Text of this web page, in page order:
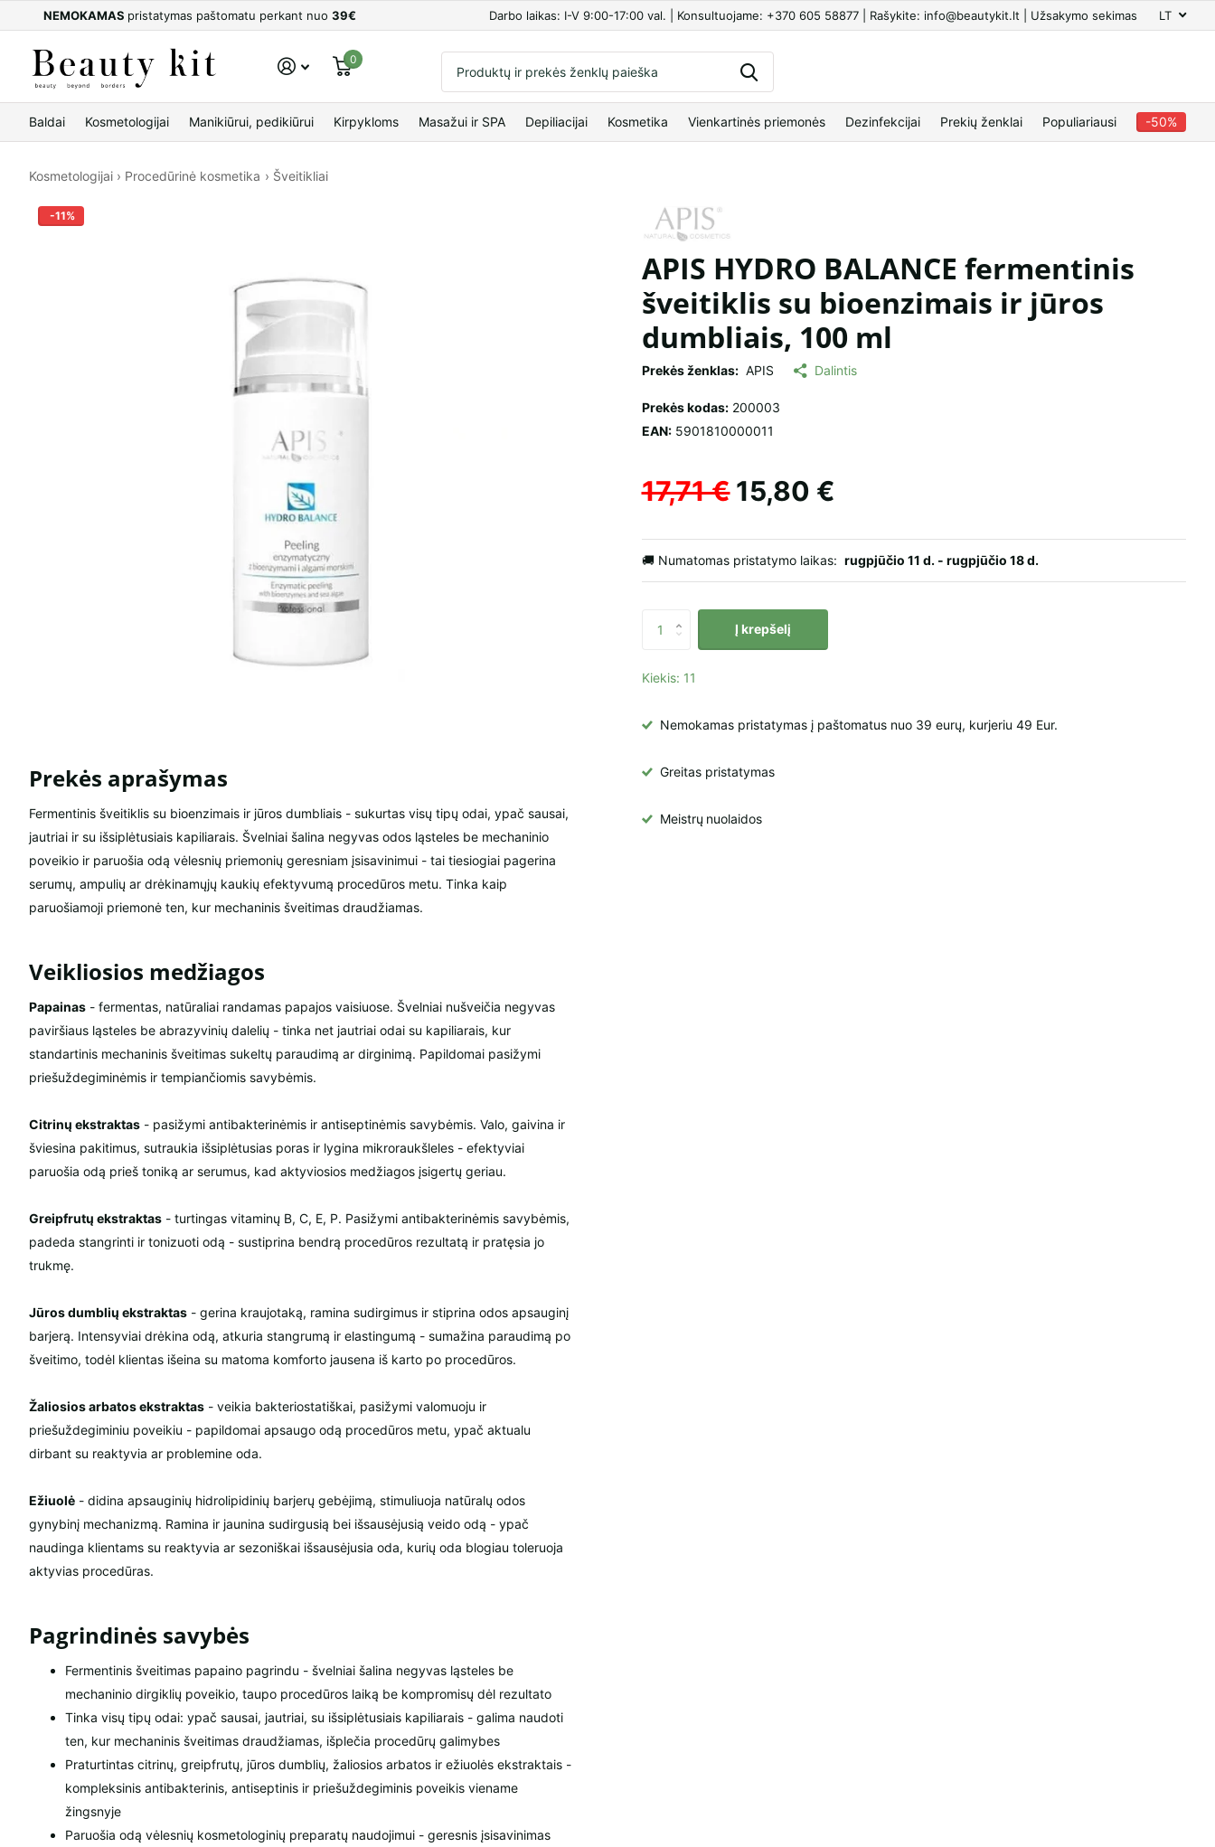
NEMOKAMAS pristatymas paštomatu perkant nuo 39€ Darbo laikas: I-V 9:00-17:00 val. | Konsultuojame: +370 605 58877 | Rašykite: info@beautykit.lt | Užsakymo sekimas LT
0
Baldai Kosmetologijai Manikiūrui, pedikiūrui Kirpykloms Masažui ir SPA Depiliacijai Kosmetika Vienkartinės priemonės Dezinfekcijai Prekių ženklai Populiariausi -50%
Kosmetologijai › Procedūrinė kosmetika › Šveitikliai
-11%
Prekės aprašymas
Fermentinis šveitiklis su bioenzimais ir jūros dumbliais - sukurtas visų tipų odai, ypač sausai,
jautriai ir su išsiplėtusiais kapiliarais. Švelniai šalina negyvas odos ląsteles be mechaninio
poveikio ir paruošia odą vėlesnių priemonių geresniam įsisavinimui - tai tiesiogiai pagerina
serumų, ampulių ar drėkinamųjų kaukių efektyvumą procedūros metu. Tinka kaip
paruošiamoji priemonė ten, kur mechaninis šveitimas draudžiamas.
Veikliosios medžiagos
Papainas - fermentas, natūraliai randamas papajos vaisiuose. Švelniai nušveičia negyvas
paviršiaus ląsteles be abrazyvinių dalelių - tinka net jautriai odai su kapiliarais, kur
standartinis mechaninis šveitimas sukeltų paraudimą ar dirginimą. Papildomai pasižymi
priešuždegiminėmis ir tempiančiomis savybėmis.
Citrinų ekstraktas - pasižymi antibakterinėmis ir antiseptinėmis savybėmis. Valo, gaivina ir
šviesina pakitimus, sutraukia išsiplėtusias poras ir lygina mikroraukšleles - efektyviai
paruošia odą prieš toniką ar serumus, kad aktyviosios medžiagos įsigertų geriau.
Greipfrutų ekstraktas - turtingas vitaminų B, C, E, P. Pasižymi antibakterinėmis savybėmis,
padeda stangrinti ir tonizuoti odą - sustiprina bendrą procedūros rezultatą ir pratęsia jo
trukmę.
Jūros dumblių ekstraktas - gerina kraujotaką, ramina sudirgimus ir stiprina odos apsauginį
barjerą. Intensyviai drėkina odą, atkuria stangrumą ir elastingumą - sumažina paraudimą po
šveitimo, todėl klientas išeina su matoma komforto jausena iš karto po procedūros.
Žaliosios arbatos ekstraktas - veikia bakteriostatiškai, pasižymi valomuoju ir
priešuždegiminiu poveikiu - papildomai apsaugo odą procedūros metu, ypač aktualu
dirbant su reaktyvia ar problemine oda.
Ežiuolė - didina apsauginių hidrolipidinių barjerų gebėjimą, stimuliuoja natūralų odos
gynybinį mechanizmą. Ramina ir jaunina sudirgusią bei išsausėjusią veido odą - ypač
naudinga klientams su reaktyvia ar sezoniškai išsausėjusia oda, kurių oda blogiau toleruoja
aktyvias procedūras.
Pagrindinės savybės
Fermentinis šveitimas papaino pagrindu - švelniai šalina negyvas ląsteles be
mechaninio dirgiklių poveikio, taupo procedūros laiką be kompromisų dėl rezultato
Tinka visų tipų odai: ypač sausai, jautriai, su išsiplėtusiais kapiliarais - galima naudoti
ten, kur mechaninis šveitimas draudžiamas, išplečia procedūrų galimybes
Praturtintas citrinų, greipfrutų, jūros dumblių, žaliosios arbatos ir ežiuolės ekstraktais -
kompleksinis antibakterinis, antiseptinis ir priešuždegiminis poveikis viename
žingsnyje
Paruošia odą vėlesnių kosmetologinių preparatų naudojimui - geresnis įsisavinimas
APIS HYDRO BALANCE fermentinis
šveitiklis su bioenzimais ir jūros
dumbliais, 100 ml
Prekės ženklas: APIS Dalintis
Prekės kodas:200003
EAN:5901810000011
17,71 € 15,80 €
🚚 Numatomas pristatymo laikas: rugpjūčio 11 d. - rugpjūčio 18 d.
Į krepšelį
Kiekis: 11
Nemokamas pristatymas į paštomatus nuo 39 eurų, kurjeriu 49 Eur.
Greitas pristatymas
Meistrų nuolaidos